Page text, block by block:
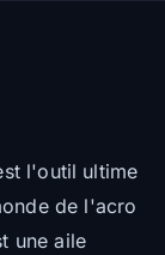
l'outil ultime
de l'acro
une aile